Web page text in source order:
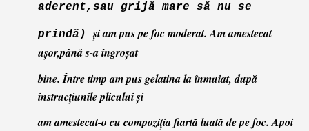
aderent,sau grijă mare să nu se
prindă)şi am pus pe foc moderat. Am amestecat
uşor,până s-a îngroşat
bine. Între timp am pus gelatina la înmuiat, după
instrucţiunile plicului şi
amamestecat-o cu compoziţia fiartă luată de pe foc. Apoi